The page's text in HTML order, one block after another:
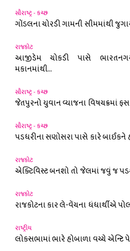
સૌરાષ્ટ્ર - કચ્છ
ગોંડલના ચોરડી ગામની સીમમાંથી
રાજકોટ
આજીડેમ ચોકડી પાસે
મકાનમાંથી...
સૌરાષ્ટ્ર - કચ્છ
જેતપુરનો યુવાન વ્યાજના વિષચક્રમાં
સૌરાષ્ટ્ર - કચ્છ
પડધરીના સણોસરા પાસે કારે બાઈકને
રાજકોટ
એક્ટિવિસ્ટ બનશો તો જેલમાં જવું જ
રાજકોટ
રાજકોટના કાર લે-વેંચના ધંધાર્થીએ
રાષ્ટ્રીય
લોકસભામાં ભારે હોબાળા વચ્ચે એન્ટિ